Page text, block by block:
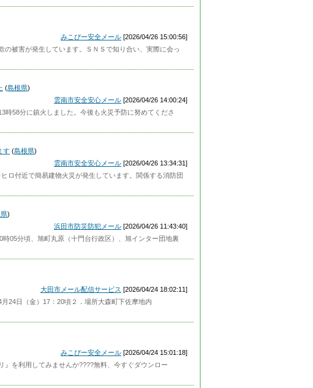
みこぴー安全メール [2026/04/26 15:00:56]
の被害が発生しています。ＳＮＳで知り合い、実際に会っ
(島根県)
雲南市安全安心メール [2026/04/26 14:00:24]
時58分に鎮火しました。今後も火災予防に努めてくださ
す (島根県)
雲南市安全安心メール [2026/04/26 13:34:31]
ロ付近で簡易建物火災が発生しています。関係する消防団
)
浜田市防災防犯メール [2026/04/26 11:43:40]
05分頃、旭町丸原（十門台行政区）、旭インター団地裏
大田市メール配信サービス [2026/04/24 18:02:11]
24日（金）17：20頃２．場所大森町下佐摩地内
みこぴー安全メール [2026/04/24 15:01:18]
を利用してみませんか????無料、今すぐダウンロー